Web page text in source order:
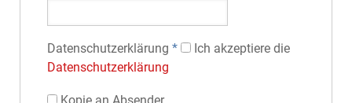
Datenschutz­erklärung *
Ich akzeptiere die
Datenschutz­erklärung